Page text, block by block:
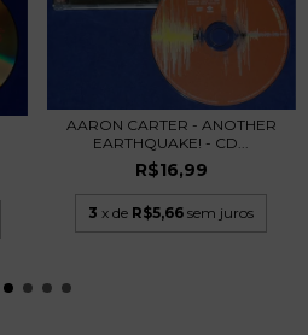
AARON CARTER - ANOTHER
EARTHQUAKE! - CD...
R$16,99
3 x de R$5,66 sem juros